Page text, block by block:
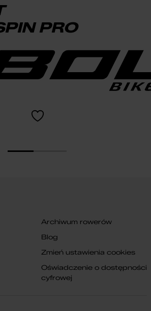
PRO
Archiwum rowerów
Blog
Zmień ustawienia cookies
Oświadczenie o dostępności
cyfrowej